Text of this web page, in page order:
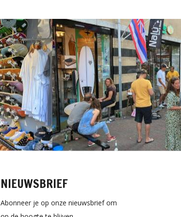
NIEUWSBRIEF
Abonneer je op onze nieuwsbrief om